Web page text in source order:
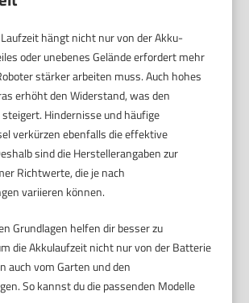
hängt nicht nur von der Akku-
oder unebenes Gelände erfordert mehr
stärker arbeiten muss. Auch hohes
erhöht den Widerstand, was den
Hindernisse und häufige
verkürzen ebenfalls die effektive
sind die Herstellerangaben zur
Richtwerte, die je nach
variieren können.
Grundlagen helfen dir besser zu
die Akkulaufzeit nicht nur von der Batterie
auch vom Garten und den
So kannst du die passenden Modelle